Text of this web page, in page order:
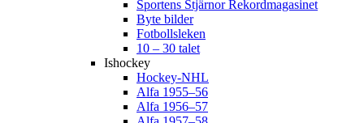
Sportens Stjärnor Rekordmagasinet
Byte bilder
Fotbollsleken
10 – 30 talet
Ishockey
Hockey-NHL
Alfa 1955–56
Alfa 1956–57